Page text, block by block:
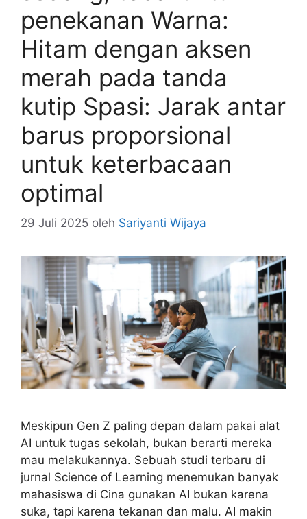
penekanan Warna:
Hitam dengan aksen
merah pada tanda
kutip Spasi: Jarak antar
barus proporsional
untuk keterbacaan
optimal
29 Juli 2025 oleh Sariyanti Wijaya
Meskipun Gen Z paling depan dalam pakai alat
AI untuk tugas sekolah, bukan berarti mereka
mau melakukannya. Sebuah studi terbaru di
jurnal Science of Learning menemukan banyak
mahasiswa di Cina gunakan AI bukan karena
suka, tapi karena tekanan dan malu. AI makin